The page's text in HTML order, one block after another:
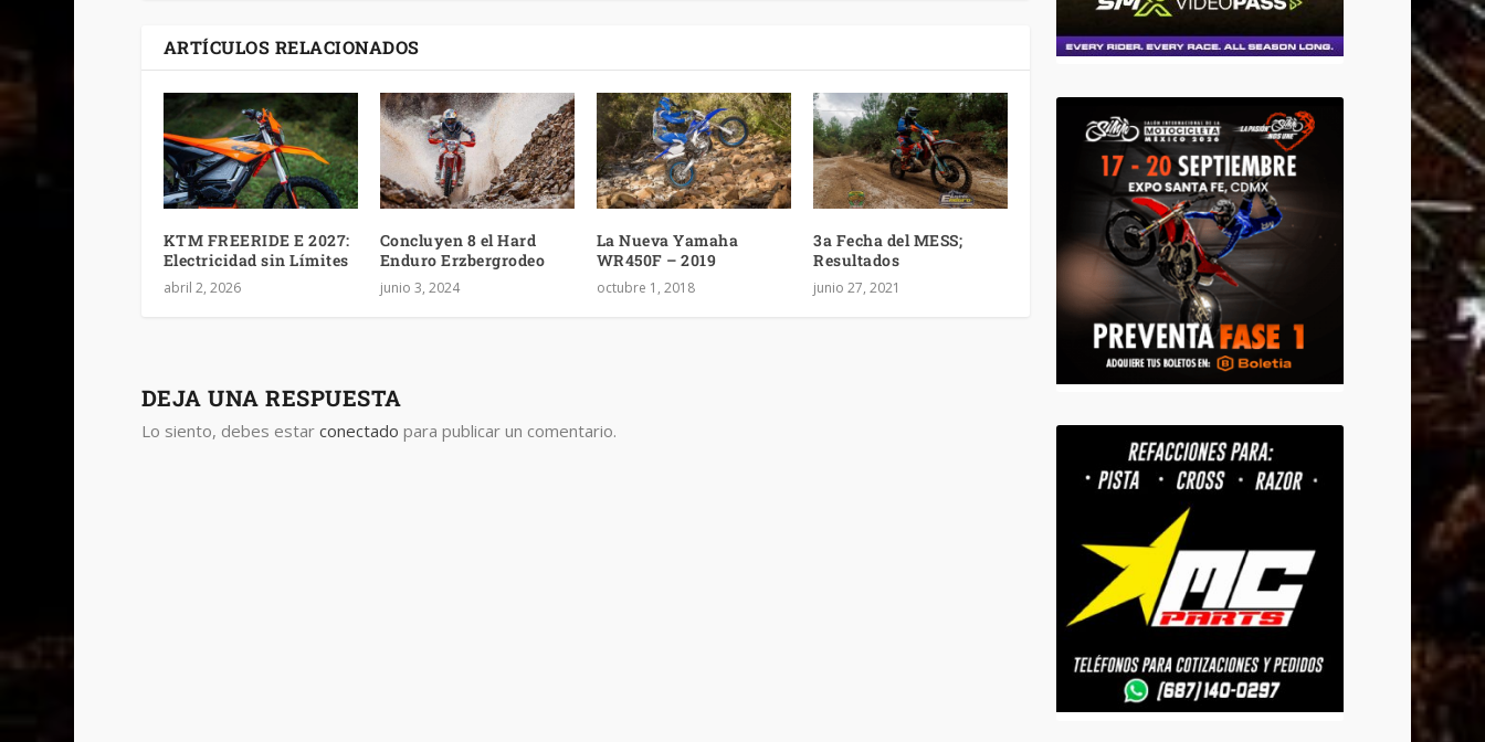
ARTÍCULOS RELACIONADOS
KTM FREERIDE E 2027:
Electricidad sin Límites
abril 2, 2026
Concluyen 8 el Hard
Enduro Erzbergrodeo
junio 3, 2024
La Nueva Yamaha
WR450F – 2019
octubre 1, 2018
3a Fecha del MESS;
Resultados
junio 27, 2021
DEJA UNA RESPUESTA
Lo siento, debes estar conectado para publicar un comentario.